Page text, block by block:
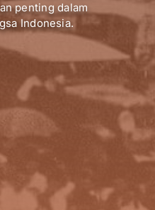
penting dalam
Indonesia.